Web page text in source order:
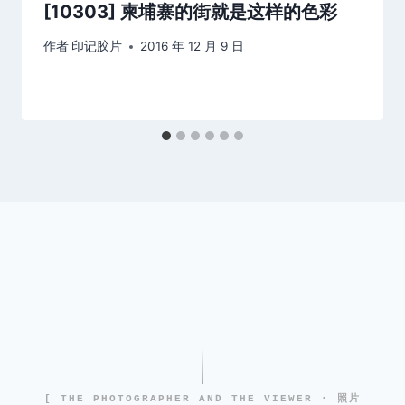
[10303] 柬埔寨的街就是这样的色彩
作者 印记胶片 2016 年 12 月 9 日
[ THE PHOTOGRAPHER AND THE VIEWER · 照片